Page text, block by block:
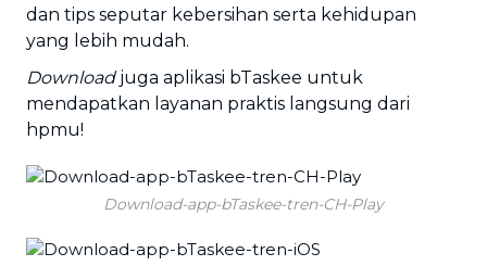
dan tips seputar kebersihan serta kehidupan
yang lebih mudah.
Downloadjuga aplikasi bTaskee untuk
mendapatkan layanan praktis langsung dari
hpmu!
Download-app-bTaskee-tren-CH-Play